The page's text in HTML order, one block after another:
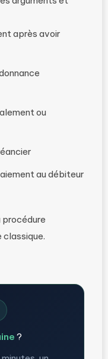
après avoir
ou
au débiteur
procédure
classique.
?